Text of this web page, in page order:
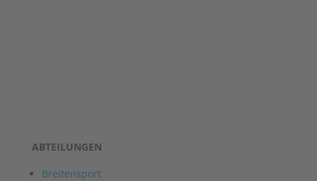
ABTEILUNGEN
Breitensport